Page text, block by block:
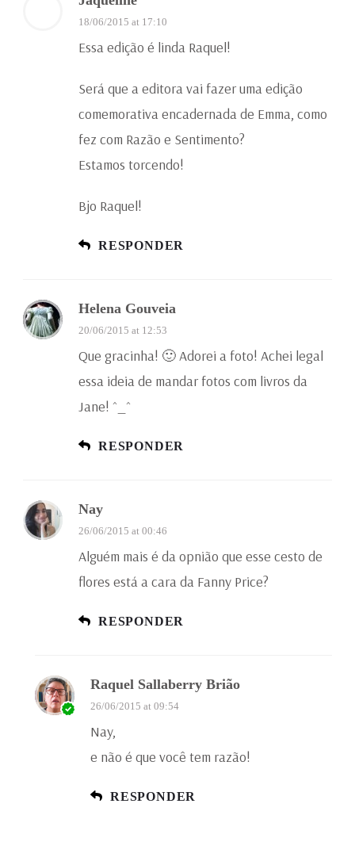
18/06/2015 at 17:10
Essa edição é linda Raquel!
Será que a editora vai fazer uma edição
comemorativa encadernada de Emma, como
fez com Razão e Sentimento?
Estamos torcendo!
Bjo Raquel!
RESPONDER
Helena Gouveia
20/06/2015 at 12:53
Que gracinha! 🙂 Adorei a foto! Achei legal
essa ideia de mandar fotos com livros da
Jane! ^_^
RESPONDER
Nay
26/06/2015 at 00:46
Alguém mais é da opnião que esse cesto de
flores está a cara da Fanny Price?
RESPONDER
Raquel Sallaberry Brião
26/06/2015 at 09:54
Nay,
e não é que você tem razão!
RESPONDER